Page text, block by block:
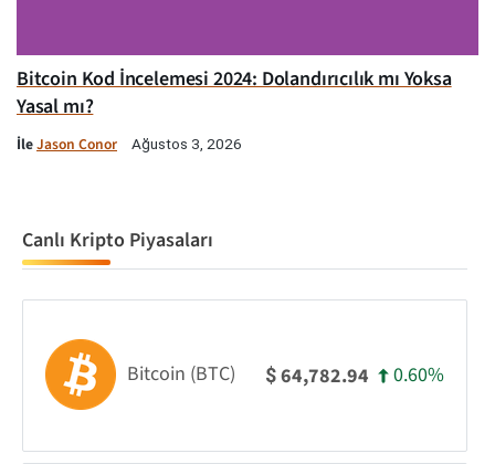
Bitcoin Kod İncelemesi 2024: Dolandırıcılık mı Yoksa
Yasal mı?
İleJason Conor Ağustos 3, 2026
Canlı Kripto Piyasaları
Bitcoin (BTC) $64,782.94 0.60%